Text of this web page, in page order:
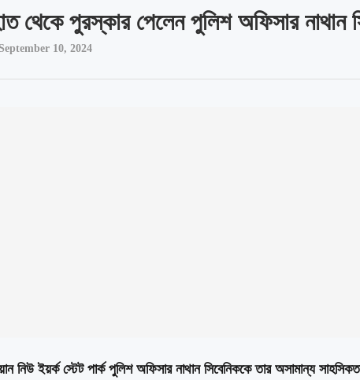
থেকে পুরস্কার পেলেন পুলিশ অফিসার নাথান
10, 2024
নিউ ইয়র্ক স্টেট পার্ক পুলিশ অফিসার নাথান সিবেনিককে তার অসামান্য